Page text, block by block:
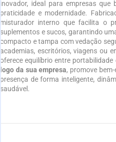
inovador, ideal para empresas
praticidade e modernidade.
misturador interno que facilita o
suplementos e sucos, garantindo
compacto e tampa com vedação
academias, escritórios, viagens ou
oferece equilíbrio entre portabilidade
logo da sua empresa, promove
presença de forma inteligente,
saudável.